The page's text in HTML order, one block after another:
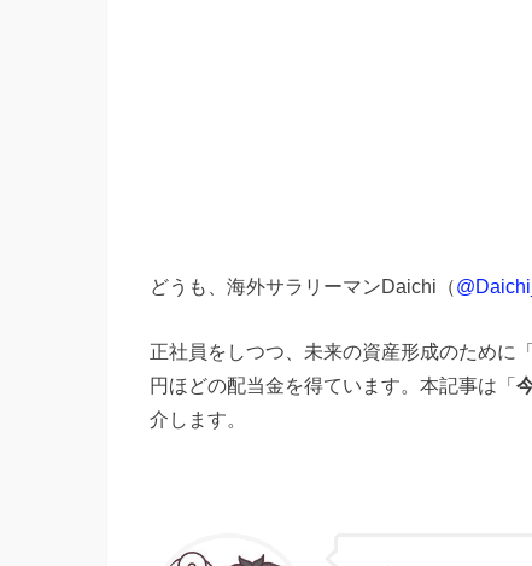
どうも、海外サラリーマンDaichi（
正社員をしつつ、未来の資産形成のために
円ほどの配当金を得ています。本記事は「
介します。